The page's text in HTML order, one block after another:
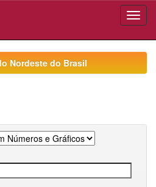
Nordeste do Brasil